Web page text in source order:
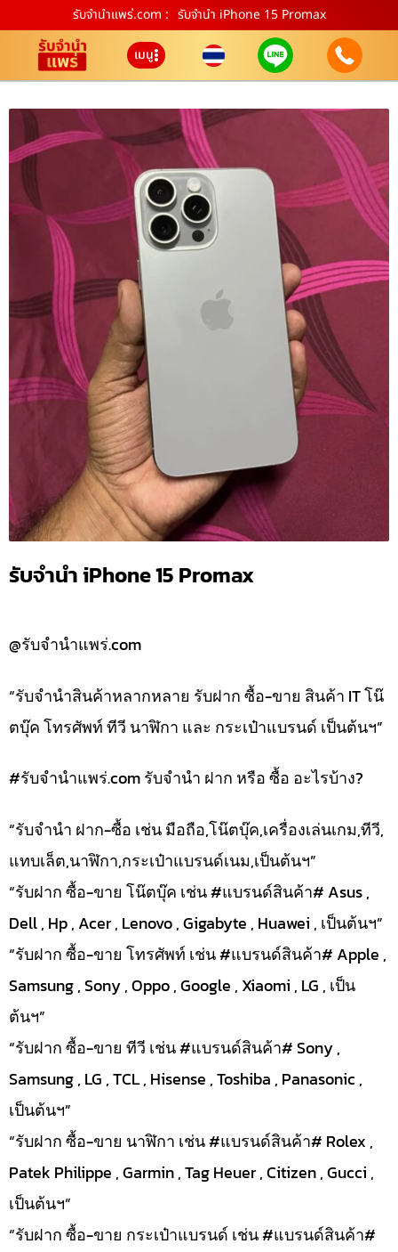
รับจํานําแพร่.com : รับจำนำ iPhone 15 Promax
เมนู
รับจำนำ iPhone 15 Promax
@รับจำนำแพร่.com
“รับจำนำสินค้าหลากหลาย รับฝาก ซื้อ-ขาย สินค้า IT โน๊
ตบุ๊ค โทรศัพท์ ทีวี นาฬิกา และ กระเป๋าแบรนด์ เป็นต้นฯ”
#รับจํานําแพร่.com รับจำนำ ฝาก หรือ ซื้อ อะไรบ้าง?
“รับจำนำ ฝาก-ซื้อ เช่น มือถือ,โน๊ตบุ๊ค,เครื่องเล่นเกม,ทีวี,
แทบเล็ต,นาฬิกา,กระเป๋าแบรนด์เนม,เป็นต้นฯ”
“รับฝาก ซื้อ-ขาย โน๊ตบุ๊ค เช่น #แบรนด์สินค้า# Asus ,
Dell , Hp , Acer , Lenovo , Gigabyte , Huawei , เป็นต้นฯ”
“รับฝาก ซื้อ-ขาย โทรศัพท์ เช่น #แบรนด์สินค้า# Apple ,
Samsung , Sony , Oppo , Google , Xiaomi , LG , เป็น
ต้นฯ”
“รับฝาก ซื้อ-ขาย ทีวี เช่น #แบรนด์สินค้า# Sony ,
Samsung , LG , TCL , Hisense , Toshiba , Panasonic ,
เป็นต้นฯ”
“รับฝาก ซื้อ-ขาย นาฬิกา เช่น #แบรนด์สินค้า# Rolex ,
Patek Philippe , Garmin , Tag Heuer , Citizen , Gucci ,
เป็นต้นฯ”
“รับฝาก ซื้อ-ขาย กระเป๋าแบรนด์ เช่น #แบรนด์สินค้า#